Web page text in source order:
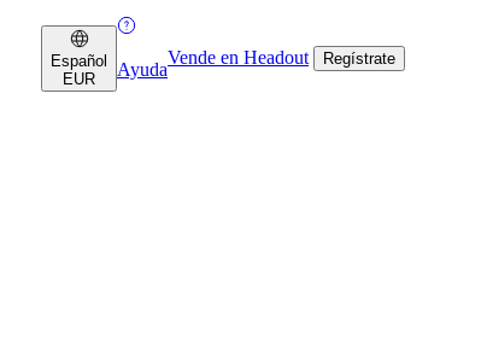
Español
EUR
Ayuda
Vende en Headout Regístrate